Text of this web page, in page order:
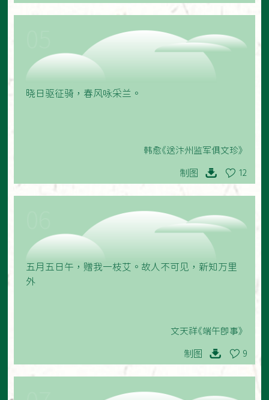
晓日驱征骑，春风咏采兰。
韩愈《送汴州监军俱文珍》
制图 12
五月五日午，赠我一枝艾。故人不可见，新知万里
外
文天祥《端午即事》
制图 9